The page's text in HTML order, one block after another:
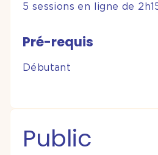
5 sessions en ligne de
Pré-requis
Débutant
Public